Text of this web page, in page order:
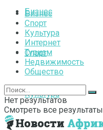
Бизнес
Спорт
Культура
Бизнес
Спорт
Культура
Интернет
Туризм
Недвижимость
Общество
Нет результатов
Смотреть все результаты